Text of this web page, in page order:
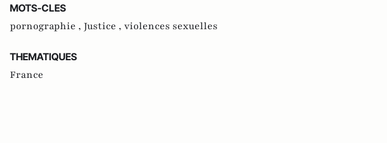
MOTS-CLES
pornographie , Justice , violences sexuelles
THEMATIQUES
France